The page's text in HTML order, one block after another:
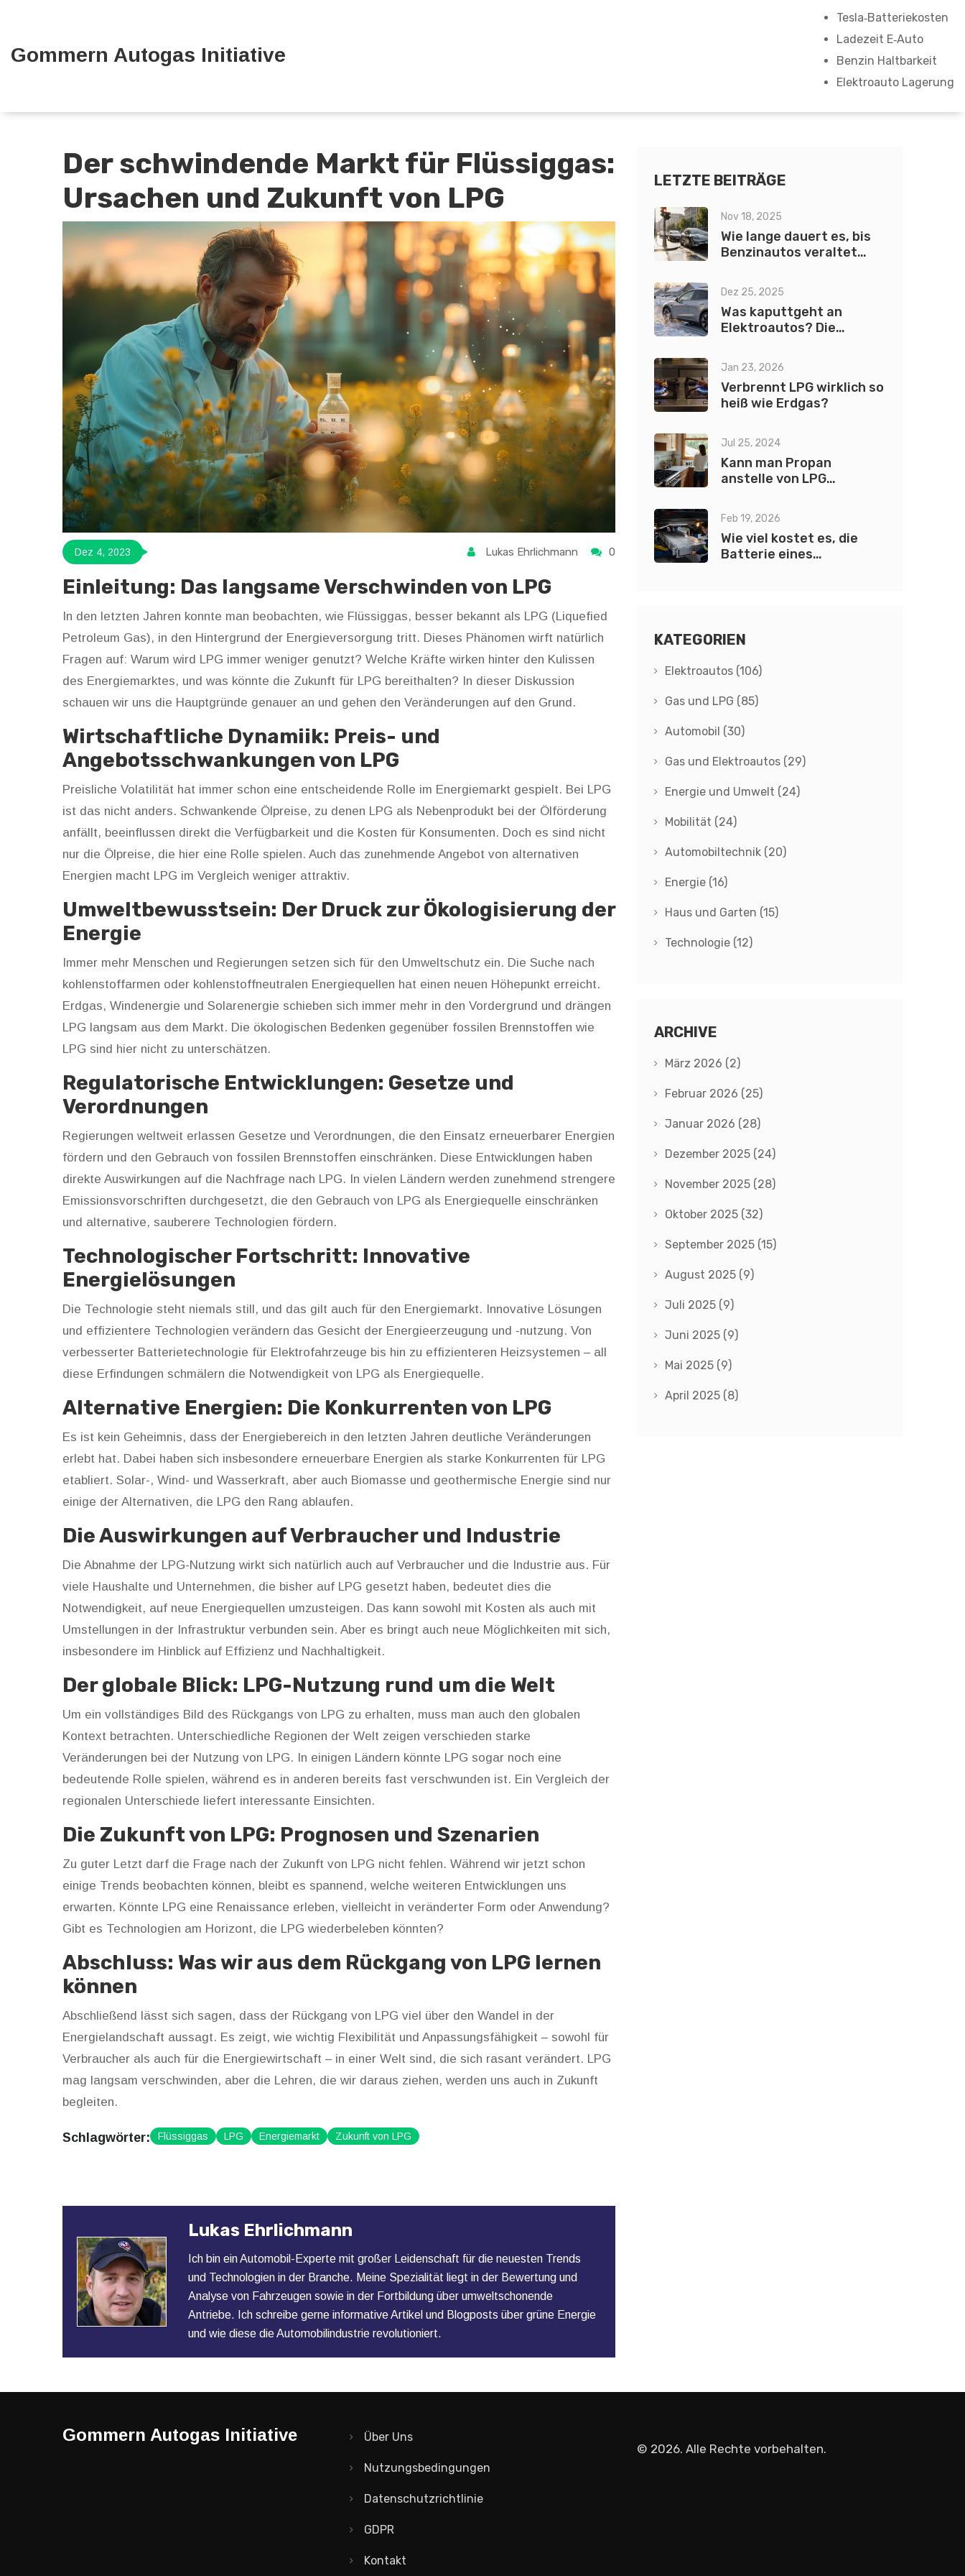
Gommern Autogas Initiative
Tesla‑Batteriekosten
Ladezeit E‑Auto
Benzin Haltbarkeit
Elektroauto Lagerung
Der schwindende Markt für Flüssiggas:
Ursachen und Zukunft von LPG
Dez 4, 2023 Lukas Ehrlichmann 0
Einleitung: Das langsame Verschwinden von LPG
In den letzten Jahren konnte man beobachten, wie Flüssiggas, besser bekannt als LPG (Liquefied
Petroleum Gas), in den Hintergrund der Energieversorgung tritt. Dieses Phänomen wirft natürlich
Fragen auf: Warum wird LPG immer weniger genutzt? Welche Kräfte wirken hinter den Kulissen
des Energiemarktes, und was könnte die Zukunft für LPG bereithalten? In dieser Diskussion
schauen wir uns die Hauptgründe genauer an und gehen den Veränderungen auf den Grund.
Wirtschaftliche Dynamiik: Preis- und
Angebotsschwankungen von LPG
Preisliche Volatilität hat immer schon eine entscheidende Rolle im Energiemarkt gespielt. Bei LPG
ist das nicht anders. Schwankende Ölpreise, zu denen LPG als Nebenprodukt bei der Ölförderung
anfällt, beeinflussen direkt die Verfügbarkeit und die Kosten für Konsumenten. Doch es sind nicht
nur die Ölpreise, die hier eine Rolle spielen. Auch das zunehmende Angebot von alternativen
Energien macht LPG im Vergleich weniger attraktiv.
Umweltbewusstsein: Der Druck zur Ökologisierung der
Energie
Immer mehr Menschen und Regierungen setzen sich für den Umweltschutz ein. Die Suche nach
kohlenstoffarmen oder kohlenstoffneutralen Energiequellen hat einen neuen Höhepunkt erreicht.
Erdgas, Windenergie und Solarenergie schieben sich immer mehr in den Vordergrund und drängen
LPG langsam aus dem Markt. Die ökologischen Bedenken gegenüber fossilen Brennstoffen wie
LPG sind hier nicht zu unterschätzen.
Regulatorische Entwicklungen: Gesetze und
Verordnungen
Regierungen weltweit erlassen Gesetze und Verordnungen, die den Einsatz erneuerbarer Energien
fördern und den Gebrauch von fossilen Brennstoffen einschränken. Diese Entwicklungen haben
direkte Auswirkungen auf die Nachfrage nach LPG. In vielen Ländern werden zunehmend strengere
Emissionsvorschriften durchgesetzt, die den Gebrauch von LPG als Energiequelle einschränken
und alternative, sauberere Technologien fördern.
Technologischer Fortschritt: Innovative
Energielösungen
Die Technologie steht niemals still, und das gilt auch für den Energiemarkt. Innovative Lösungen
und effizientere Technologien verändern das Gesicht der Energieerzeugung und -nutzung. Von
verbesserter Batterietechnologie für Elektrofahrzeuge bis hin zu effizienteren Heizsystemen – all
diese Erfindungen schmälern die Notwendigkeit von LPG als Energiequelle.
Alternative Energien: Die Konkurrenten von LPG
Es ist kein Geheimnis, dass der Energiebereich in den letzten Jahren deutliche Veränderungen
erlebt hat. Dabei haben sich insbesondere erneuerbare Energien als starke Konkurrenten für LPG
etabliert. Solar-, Wind- und Wasserkraft, aber auch Biomasse und geothermische Energie sind nur
einige der Alternativen, die LPG den Rang ablaufen.
Die Auswirkungen auf Verbraucher und Industrie
Die Abnahme der LPG-Nutzung wirkt sich natürlich auch auf Verbraucher und die Industrie aus. Für
viele Haushalte und Unternehmen, die bisher auf LPG gesetzt haben, bedeutet dies die
Notwendigkeit, auf neue Energiequellen umzusteigen. Das kann sowohl mit Kosten als auch mit
Umstellungen in der Infrastruktur verbunden sein. Aber es bringt auch neue Möglichkeiten mit sich,
insbesondere im Hinblick auf Effizienz und Nachhaltigkeit.
Der globale Blick: LPG-Nutzung rund um die Welt
Um ein vollständiges Bild des Rückgangs von LPG zu erhalten, muss man auch den globalen
Kontext betrachten. Unterschiedliche Regionen der Welt zeigen verschieden starke
Veränderungen bei der Nutzung von LPG. In einigen Ländern könnte LPG sogar noch eine
bedeutende Rolle spielen, während es in anderen bereits fast verschwunden ist. Ein Vergleich der
regionalen Unterschiede liefert interessante Einsichten.
Die Zukunft von LPG: Prognosen und Szenarien
Zu guter Letzt darf die Frage nach der Zukunft von LPG nicht fehlen. Während wir jetzt schon
einige Trends beobachten können, bleibt es spannend, welche weiteren Entwicklungen uns
erwarten. Könnte LPG eine Renaissance erleben, vielleicht in veränderter Form oder Anwendung?
Gibt es Technologien am Horizont, die LPG wiederbeleben könnten?
Abschluss: Was wir aus dem Rückgang von LPG lernen
können
Abschließend lässt sich sagen, dass der Rückgang von LPG viel über den Wandel in der
Energielandschaft aussagt. Es zeigt, wie wichtig Flexibilität und Anpassungsfähigkeit – sowohl für
Verbraucher als auch für die Energiewirtschaft – in einer Welt sind, die sich rasant verändert. LPG
mag langsam verschwinden, aber die Lehren, die wir daraus ziehen, werden uns auch in Zukunft
begleiten.
Schlagwörter: Flüssiggas LPG Energiemarkt Zukunft von LPG
Lukas Ehrlichmann
Ich bin ein Automobil-Experte mit großer Leidenschaft für die neuesten Trends
und Technologien in der Branche. Meine Spezialität liegt in der Bewertung und
Analyse von Fahrzeugen sowie in der Fortbildung über umweltschonende
Antriebe. Ich schreibe gerne informative Artikel und Blogposts über grüne Energie
und wie diese die Automobilindustrie revolutioniert.
LETZTE BEITRÄGE
Nov 18, 2025
Wie lange dauert es, bis
Benzinautos veraltet
Dez 25, 2025
Was kaputtgeht an
Elektroautos? Die
warum sie anders sind als
bei Benziner
Jan 23, 2026
Verbrennt LPG wirklich so
heiß wie Erdgas?
Jul 25, 2024
Kann man Propan
anstelle von LPG
Feb 19, 2026
Wie viel kostet es, die
Batterie eines
KATEGORIEN
Elektroautos (106)
Gas und LPG (85)
Automobil (30)
Gas und Elektroautos (29)
Energie und Umwelt (24)
Mobilität (24)
Automobiltechnik (20)
Energie (16)
Haus und Garten (15)
Technologie (12)
ARCHIVE
März 2026 (2)
Februar 2026 (25)
Januar 2026 (28)
Dezember 2025 (24)
November 2025 (28)
Oktober 2025 (32)
September 2025 (15)
August 2025 (9)
Juli 2025 (9)
Juni 2025 (9)
Mai 2025 (9)
April 2025 (8)
Gommern Autogas Initiative Über Uns
Nutzungsbedingungen
Datenschutzrichtlinie
GDPR
Kontakt
© 2026. Alle Rechte vorbehalten.